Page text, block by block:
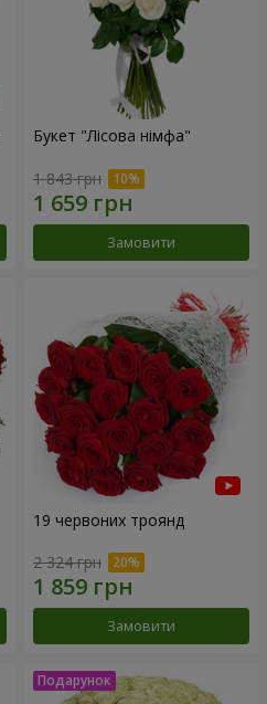
Букет "Лісова німфа"
1 843 грн
Замовити
19 червоних троянд
2 324 грн
Замовити